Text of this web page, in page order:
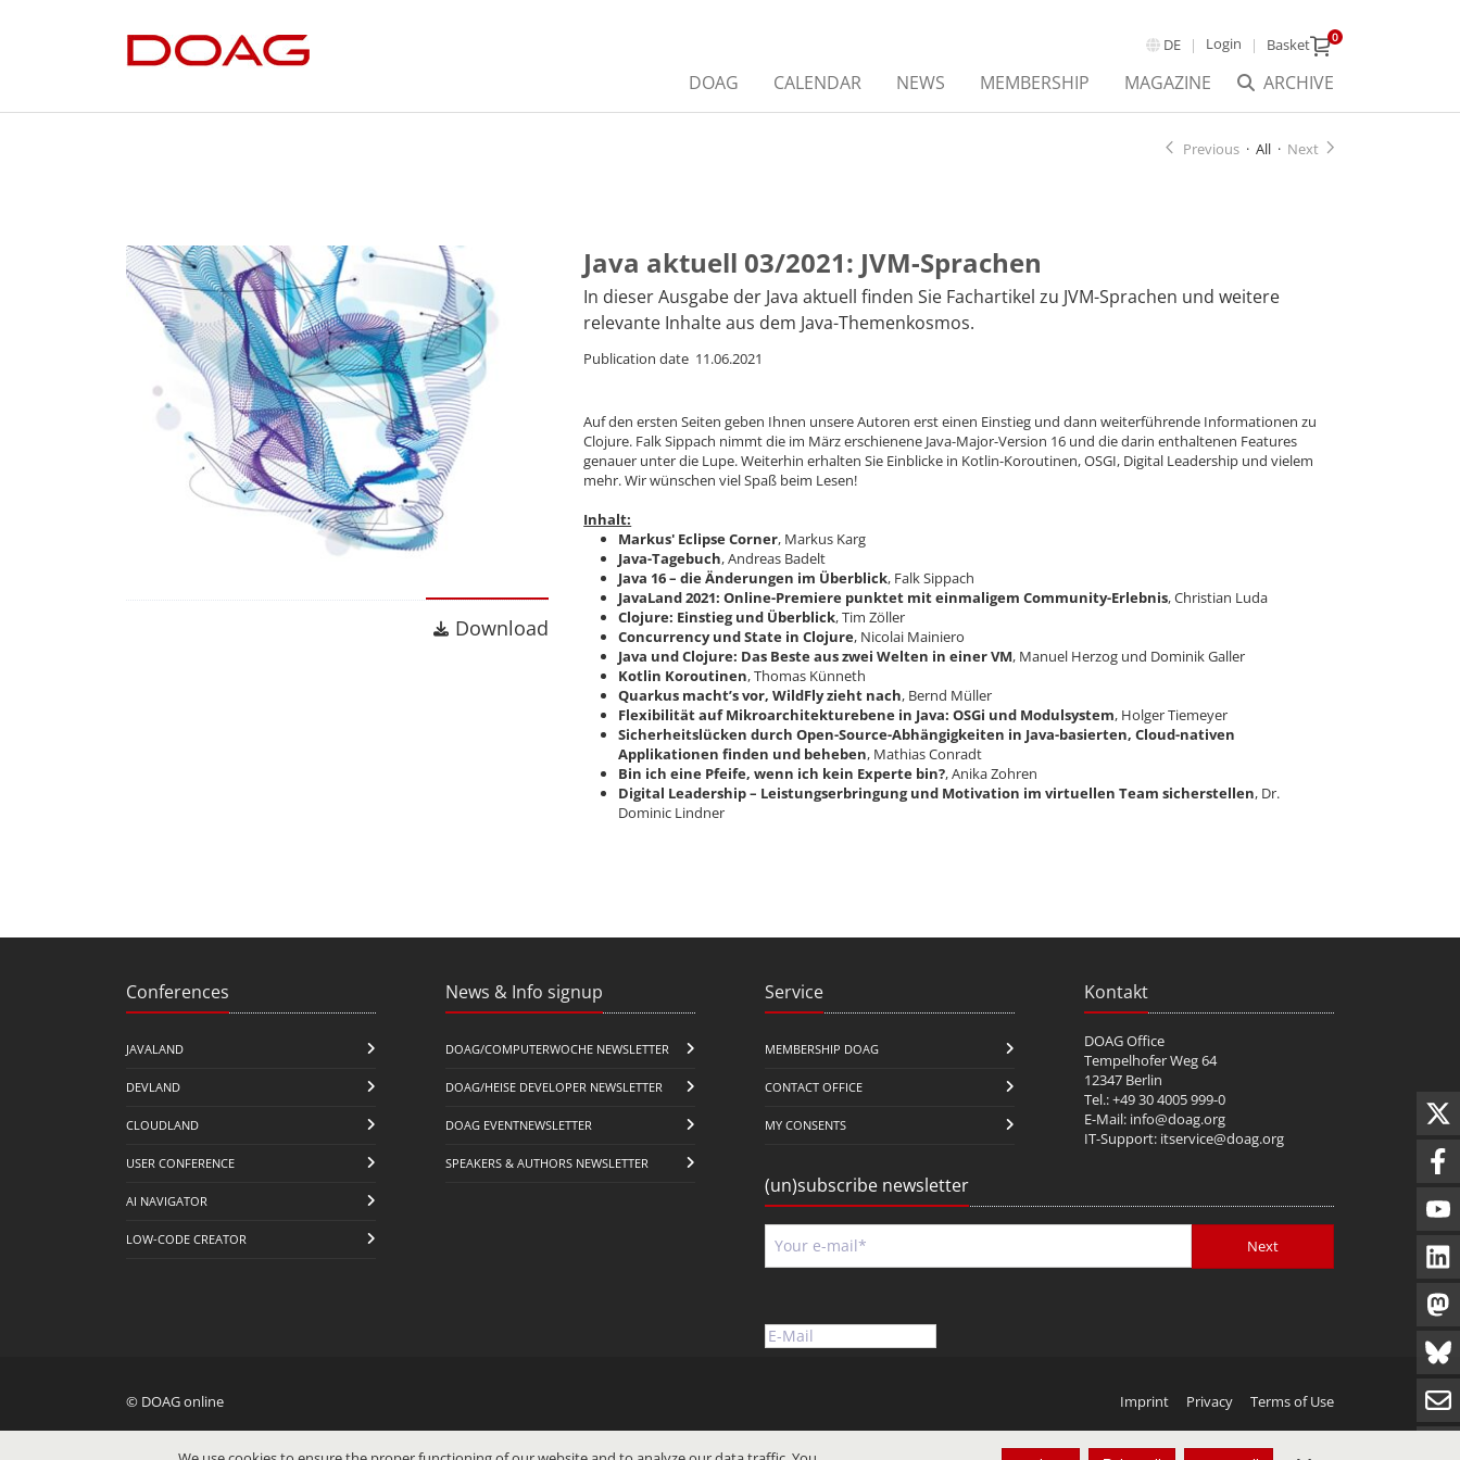
DE Login Basket 0
ARCHIVE
DOAG CALENDAR NEWS MEMBERSHIP MAGAZINE
Previous · All · Next
Download
Download
Java aktuell 03/2021: JVM-Sprachen
In dieser Ausgabe der Java aktuell finden Sie Fachartikel zu JVM-Sprachen und weitere
relevante Inhalte aus dem Java-Themenkosmos.
Publication date 11.06.2021
Auf den ersten Seiten geben Ihnen unsere Autoren erst einen Einstieg und dann weiterführende Informationen zu
Clojure. Falk Sippach nimmt die im März erschienene Java-Major-Version 16 und die darin enthaltenen Features
genauer unter die Lupe. Weiterhin erhalten Sie Einblicke in Kotlin-Koroutinen, OSGI, Digital Leadership und vielem
mehr. Wir wünschen viel Spaß beim Lesen!
Inhalt:
Markus' Eclipse Corner, Markus Karg
Java-Tagebuch, Andreas Badelt
Java 16 – die Änderungen im Überblick, Falk Sippach
JavaLand 2021: Online-Premiere punktet mit einmaligem Community-Erlebnis, Christian Luda
Clojure: Einstieg und Überblick, Tim Zöller
Concurrency und State in Clojure, Nicolai Mainiero
Java und Clojure: Das Beste aus zwei Welten in einer VM, Manuel Herzog und Dominik Galler
Kotlin Koroutinen, Thomas Künneth
Quarkus macht’s vor, WildFly zieht nach, Bernd Müller
Flexibilität auf Mikroarchitekturebene in Java: OSGi und Modulsystem, Holger Tiemeyer
Sicherheitslücken durch Open-Source-Abhängigkeiten in Java-basierten, Cloud-nativen
Applikationen finden und beheben, Mathias Conradt
Bin ich eine Pfeife, wenn ich kein Experte bin?, Anika Zohren
Digital Leadership – Leistungserbringung und Motivation im virtuellen Team sicherstellen, Dr.
Dominic Lindner
Conferences
JAVALAND
DEVLAND
CLOUDLAND
USER CONFERENCE
AI NAVIGATOR
LOW-CODE CREATOR
News & Info signup
DOAG/COMPUTERWOCHE NEWSLETTER
DOAG/HEISE DEVELOPER NEWSLETTER
DOAG EVENTNEWSLETTER
SPEAKERS & AUTHORS NEWSLETTER
Service
MEMBERSHIP DOAG
CONTACT OFFICE
MY CONSENTS
Kontakt
DOAG Office
Tempelhofer Weg 64
12347 Berlin
Tel.: +49 30 4005 999-0
E-Mail: info@doag.org
IT-Support: itservice@doag.org
(un)subscribe newsletter
Next
© DOAG online Imprint Privacy Terms of Use